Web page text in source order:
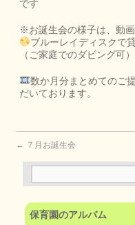
です
※お誕生会の様子は、動
ブルーレイディスクで
（ご家庭でのダビング可）
数か月分まとめてのご
だいております。
← ７月お誕生会
保育園のアルバム